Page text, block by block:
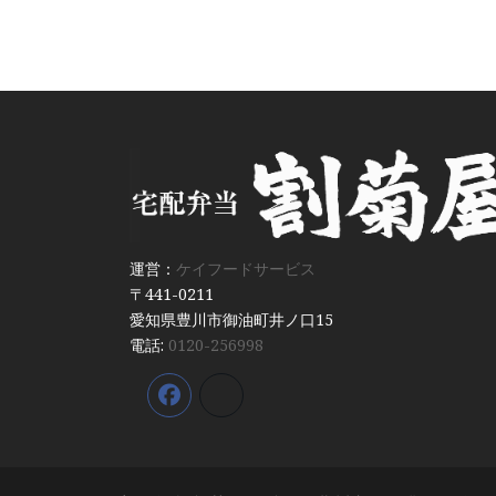
運営： ケイフードサービス
〒441-0211
愛知県豊川市御油町井ノ口15
電話: 0120-256998